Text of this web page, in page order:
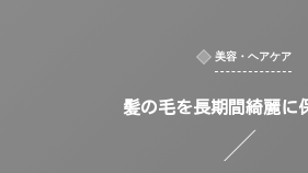
美容・ヘアケア
髪の毛を長期間綺麗に